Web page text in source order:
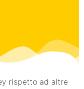
rispetto ad altre